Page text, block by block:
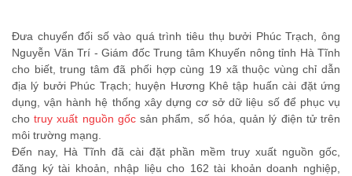
Đưa chuyển đổi số vào quá trình tiêu thụ bưởi Phúc Trạch, ông
Nguyễn Văn Trí - Giám đốc Trung tâm Khuyến nông tỉnh Hà Tĩnh
cho biết, trung tâm đã phối hợp cùng 19 xã thuộc vùng chỉ dẫn
địa lý bưởi Phúc Trạch; huyện Hương Khê tập huấn cài đặt ứng
dụng, vận hành hệ thống xây dựng cơ sở dữ liệu số để phục vụ
chotruy xuất nguồn gốcsản phẩm, số hóa, quản lý điện tử trên
môi trường mạng.
Đến nay, Hà Tĩnh đã cài đặt phần mềm truy xuất nguồn gốc,
đăng ký tài khoản, nhập liệu cho 162 tài khoản doanh nghiệp,